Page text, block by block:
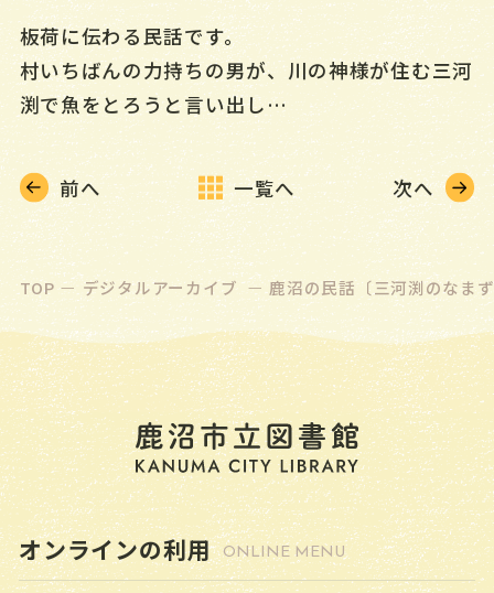
かんたん検索
新着資料情報
栃木県内図書館横断検索
お知らせ NEWS
イベント EVENT
カレンダー CALENDAR
施設案内 FACILITY
ご利用案内 GUIDE
寄贈について
ハンディキャップ・サービス（本館）
板荷に伝わる民話です。
村いちばんの力持ちの男が、川の神様が住む三河
渕で魚をとろうと言い出し…
前へ 一覧へ 次へ
TOP デジタルアーカイブ 鹿沼の民話〔三河渕のなま
オンラインの利用 ONLINE MENU